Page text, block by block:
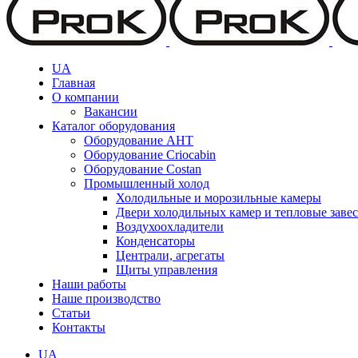
UA
Главная
О компании
Вакансии
Каталог оборудования
Оборудование AHT
Оборудование Criocabin
Оборудование Costan
Промышленный холод
Холодильные и морозильные камеры
Двери холодильных камер и тепловые
Воздухоохладители
Конденсаторы
Централи, агрегаты
Щиты управления
Наши работы
Наше производство
Статьи
Контакты
UA